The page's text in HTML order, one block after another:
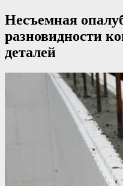
Несъемная
разновидности
деталей